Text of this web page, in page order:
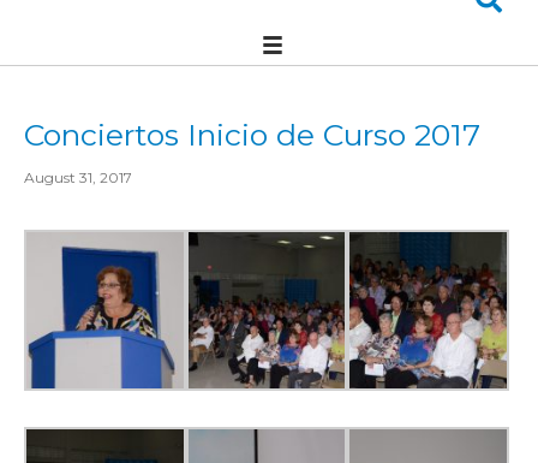
Conciertos Inicio de Curso 2017
August 31, 2017